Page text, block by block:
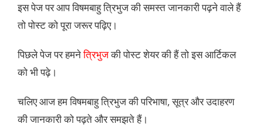
इस पेज पर आप विषमबाहु त्रिभुज की समस्त जानकारी पढ़ने वाले हैं
तो पोस्ट को पूरा जरूर पढ़िए।
पिछले पेज पर हमनेत्रिभुजकी पोस्ट शेयर की हैं तो इस आर्टिकल
को भी पढ़े।
चलिए आज हम विषमबाहु त्रिभुज की परिभाषा, सूत्र और उदाहरण
की जानकारी को पढ़ते और समझते हैं।